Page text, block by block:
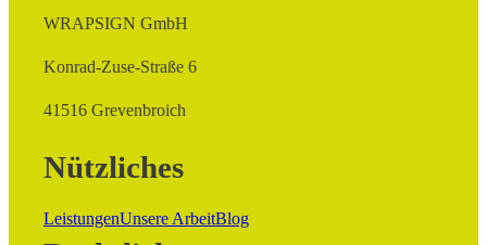
WRAPSIGN GmbH
Konrad-Zuse-Straße 6
41516 Grevenbroich
Nützliches
LeistungenUnsere ArbeitBlog